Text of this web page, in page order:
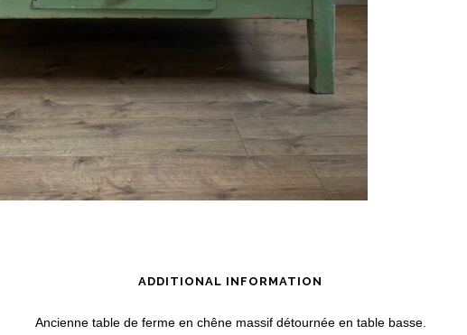
ADDITIONAL INFORMATION
Ancienne table de ferme en chêne massif détournée en table basse.